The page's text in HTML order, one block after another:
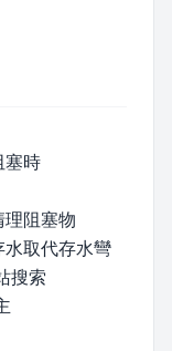
塞時
阻塞物
取代存水彎
搜索